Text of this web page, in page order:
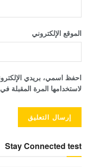
الموقع الإلكتروني
احفظ اسمي، بريدي
لاستخدامها المرة المقبلة
Stay Connected test